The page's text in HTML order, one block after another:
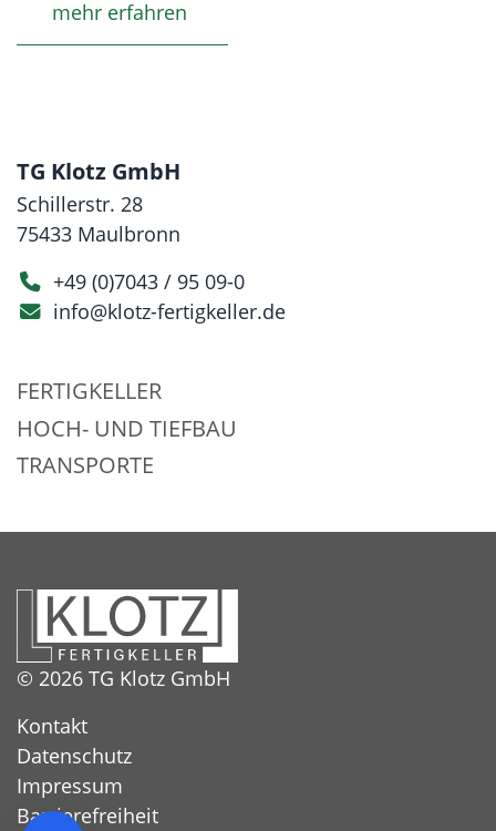
mehr erfahren
TG Klotz GmbH
Schillerstr. 28
75433 Maulbronn
+49 (0)7043 / 95 09-0
info@klotz-fertigkeller.de
FERTIGKELLER
HOCH- UND TIEFBAU
TRANSPORTE
© 2026 TG Klotz GmbH
Kontakt
Datenschutz
Impressum
Barrierefreiheit